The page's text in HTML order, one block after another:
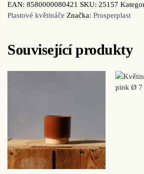
EAN: 8580000080421 SKU: 25157
Plastové květináče Značka: Prosperplast
Související produkty